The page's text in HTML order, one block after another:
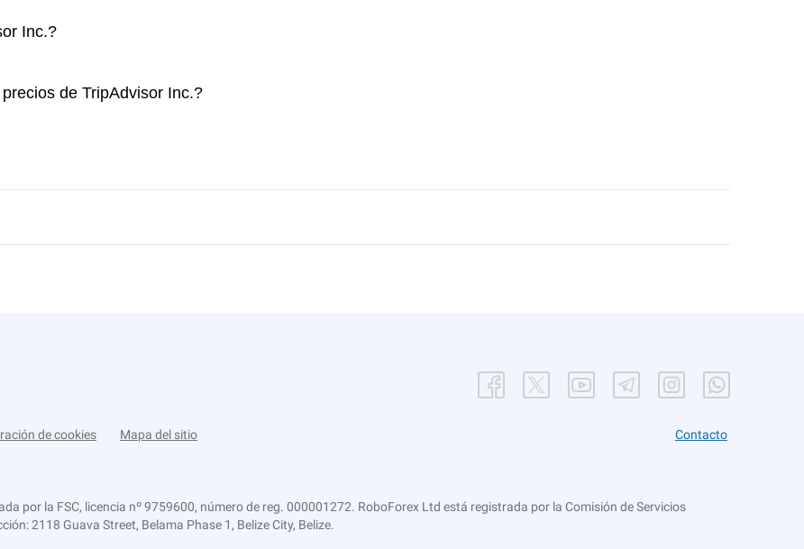
Inc.?
de TripAdvisor Inc.?
de cookies Mapa del sitio Contacto
por la FSC, licencia nº 9759600, número de reg. 000001272. RoboForex Ltd está registrada por la Comisión de Servicios
2118 Guava Street, Belama Phase 1, Belize City, Belize.